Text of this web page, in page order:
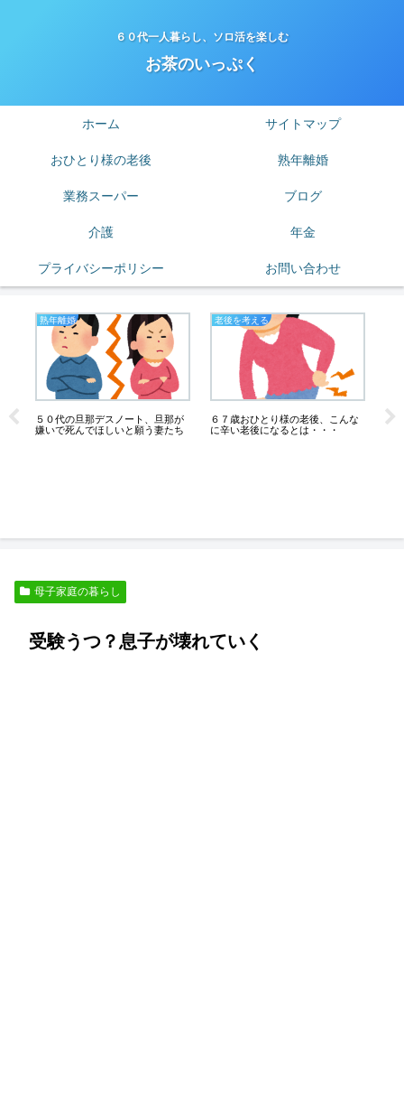
６０代一人暮らし、ソロ活を楽しむ
お茶のいっぷく
ホーム サイトマップ
おひとり様の老後 熟年離婚
業務スーパー ブログ
介護 年金
プライバシーポリシー お問い合わせ
熟年離婚
５０代の旦那デスノート、旦那が
嫌いで死んでほしいと願う妻たち
老後を考える
６７歳おひとり様の老後、こんな
に辛い老後になるとは・・・
母子家庭の暮らし
受験うつ？息子が壊れていく